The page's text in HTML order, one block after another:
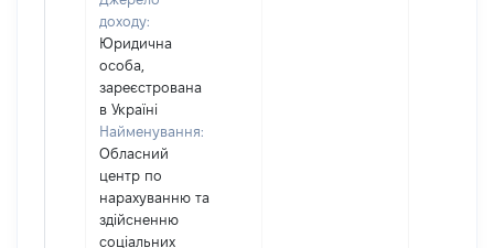
доходу:
Юридична
особа,
зареєстрована
в Україні
Найменування:
Обласний
центр по
нарахуванню та
здійсненню
соціальних